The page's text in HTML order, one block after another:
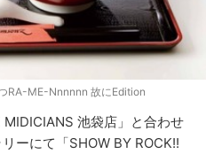
RA-ME-Nnnnnn 故にEdition
MIDICIANS 池袋店」と合わせ
ーにて「SHOW BY ROCK!!